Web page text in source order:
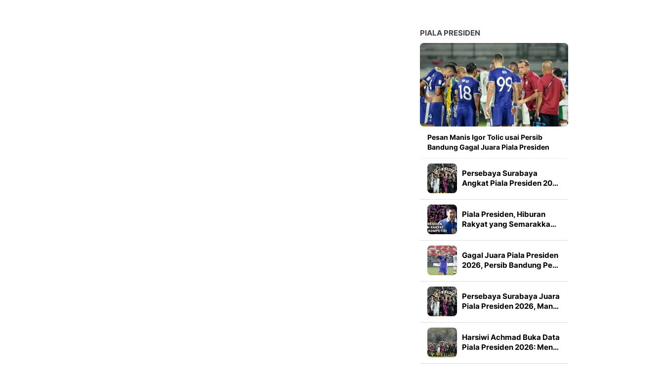
PIALA PRESIDEN
Pesan Manis Igor Tolic usai Persib
Bandung Gagal Juara Piala Presiden
Persebaya Surabaya
Angkat Piala Presiden 20…
Piala Presiden, Hiburan
Rakyat yang Semarakka…
Gagal Juara Piala Presiden
2026, Persib Bandung Pe…
Persebaya Surabaya Juara
Piala Presiden 2026, Man…
Harsiwi Achmad Buka Data
Piala Presiden 2026: Men…